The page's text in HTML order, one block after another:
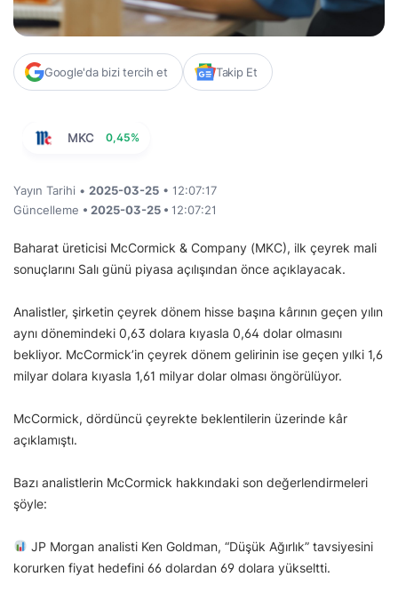
Google'da bizi tercih et Takip Et
MKC 0,45%
Yayın Tarihi • 2025-03-25 • 12:07:17
Güncelleme • 2025-03-25 • 12:07:21
Baharat üreticisi McCormick & Company (MKC), ilk çeyrek mali
sonuçlarını Salı günü piyasa açılışından önce açıklayacak.
Analistler, şirketin çeyrek dönem hisse başına kârının geçen yılın
aynı dönemindeki 0,63 dolara kıyasla 0,64 dolar olmasını
bekliyor. McCormick’in çeyrek dönem gelirinin ise geçen yılki 1,6
milyar dolara kıyasla 1,61 milyar dolar olması öngörülüyor.
McCormick, dördüncü çeyrekte beklentilerin üzerinde kâr
açıklamıştı.
Bazı analistlerin McCormick hakkındaki son değerlendirmeleri
şöyle:
JP Morgan analisti Ken Goldman, “Düşük Ağırlık” tavsiyesini
korurken fiyat hedefini 66 dolardan 69 dolara yükseltti.